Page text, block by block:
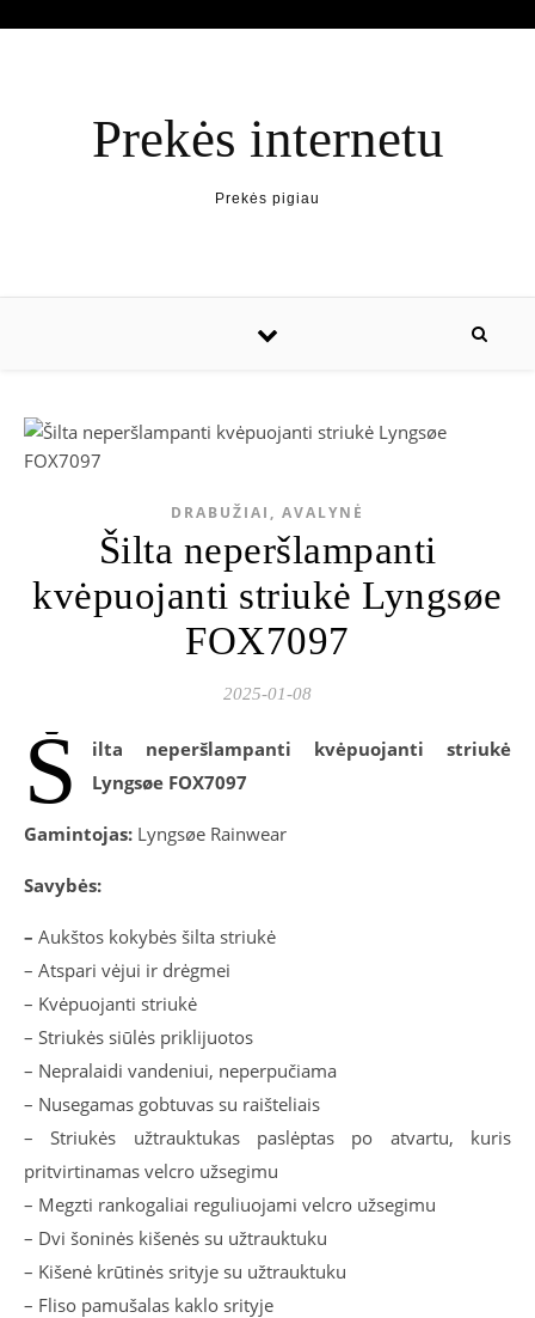
Prekės internetu
Prekės pigiau
DRABUŽIAI, AVALYNĖ
Šilta neperšlampanti
kvėpuojanti striukė Lyngsøe
FOX7097
2025-01-08
Š
ilta neperšlampanti kvėpuojanti striukė
Lyngsøe FOX7097
Gamintojas: Lyngsøe Rainwear
Savybės:
– Aukštos kokybės šilta striukė
– Atspari vėjui ir drėgmei
– Kvėpuojanti striukė
– Striukės siūlės priklijuotos
– Nepralaidi vandeniui, neperpučiama
– Nusegamas gobtuvas su raišteliais
– Striukės užtrauktukas paslėptas po atvartu, kuris
pritvirtinamas velcro užsegimu
– Megzti rankogaliai reguliuojami velcro užsegimu
– Dvi šoninės kišenės su užtrauktuku
– Kišenė krūtinės srityje su užtrauktuku
– Fliso pamušalas kaklo srityje